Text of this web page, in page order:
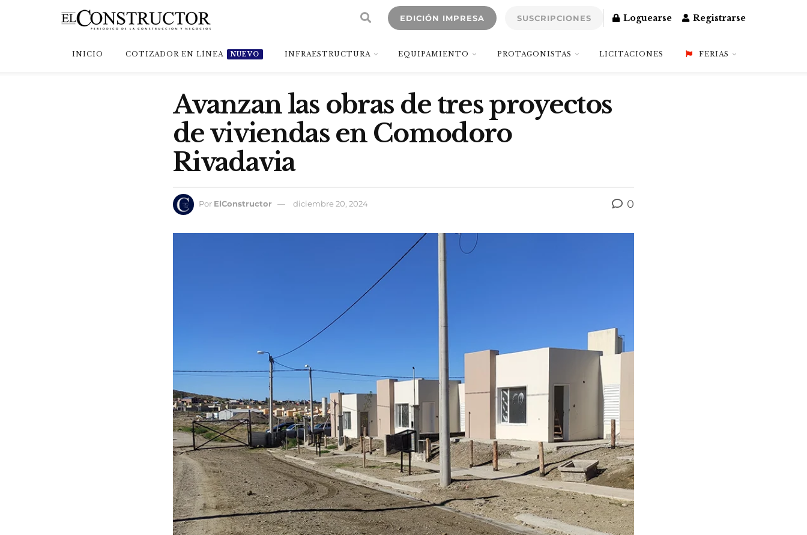
EDICIÓN IMPRESA SUSCRIPCIONES Loguearse Registrarse
INICIO COTIZADOR EN LÍNEA NUEVO INFRAESTRUCTURA EQUIPAMIENTO PROTAGONISTAS LICITACIONES FERIAS
Avanzan las obras de tres proyectos
de viviendas en Comodoro
Rivadavia
Por ElConstructor diciembre 20, 2024 0